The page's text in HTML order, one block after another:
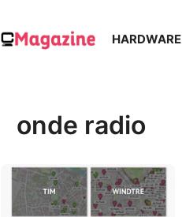
HARDWARE
onde radio